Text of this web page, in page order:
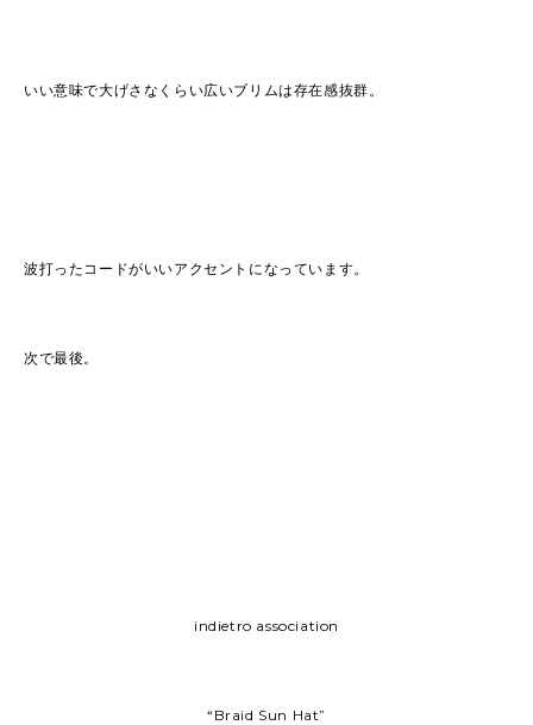
いい意味で大げさなくらい広いブリムは存在感抜群。
波打ったコードがいいアクセントになっています。
次で最後。
indietro association
“Braid Sun Hat”